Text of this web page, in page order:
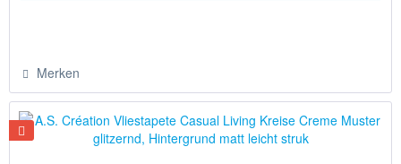
Merken